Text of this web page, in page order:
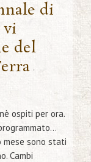
di
vi
del
ospiti per ora.
sono stati
Cambi